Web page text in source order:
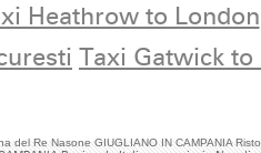
del Re Nasone GIUGLIANO IN CAMPANIA
Heathrow to London
Taxi Gatwick to